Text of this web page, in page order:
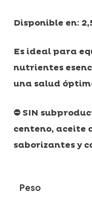
Disponible en:
Es idealpara
nutrientes
una salud
⛔ SIN
centeno, aceite
saborizantes y
Peso